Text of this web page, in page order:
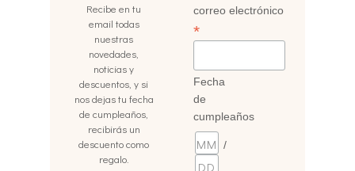
Recibe en tu
email todas
nuestras
novedades,
noticias y
descuentos, y si
nos dejas tu fecha
de cumpleaños,
recibirás un
descuento como
regalo.
correo electrónico
*
Fecha
de
cumpleaños
/